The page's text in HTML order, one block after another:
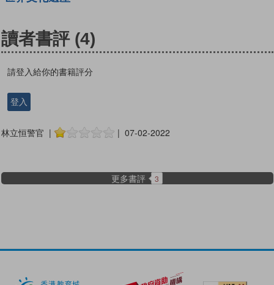
讀者書評 (4)
請登入給你的書籍評分
登入
林立恒警官 | | 07-02-2022
更多書評 3